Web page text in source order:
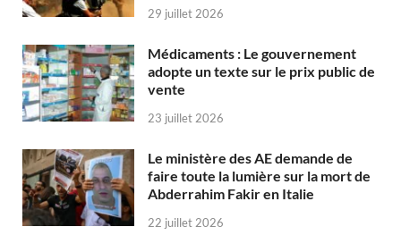
29 juillet 2026
Médicaments : Le gouvernement
adopte un texte sur le prix public de
vente
23 juillet 2026
Le ministère des AE demande de
faire toute la lumière sur la mort de
Abderrahim Fakir en Italie
22 juillet 2026